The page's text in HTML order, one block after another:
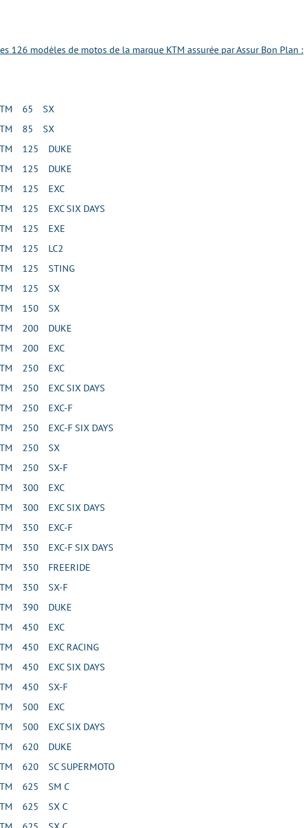
126 modèles de motos de la marque KTM assurée par Assur Bon Plan :
65 SX
85 SX
125 DUKE
125 DUKE
125 EXC
125 EXC SIX DAYS
125 EXE
125 LC2
125 STING
125 SX
150 SX
200 DUKE
200 EXC
250 EXC
250 EXC SIX DAYS
250 EXC-F
250 EXC-F SIX DAYS
250 SX
250 SX-F
300 EXC
300 EXC SIX DAYS
350 EXC-F
350 EXC-F SIX DAYS
350 FREERIDE
350 SX-F
390 DUKE
450 EXC
450 EXC RACING
450 EXC SIX DAYS
450 SX-F
500 EXC
500 EXC SIX DAYS
620 DUKE
620 SC SUPERMOTO
625 SM C
625 SX C